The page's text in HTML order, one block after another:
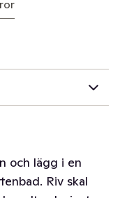
och lägg i en
Riv skal